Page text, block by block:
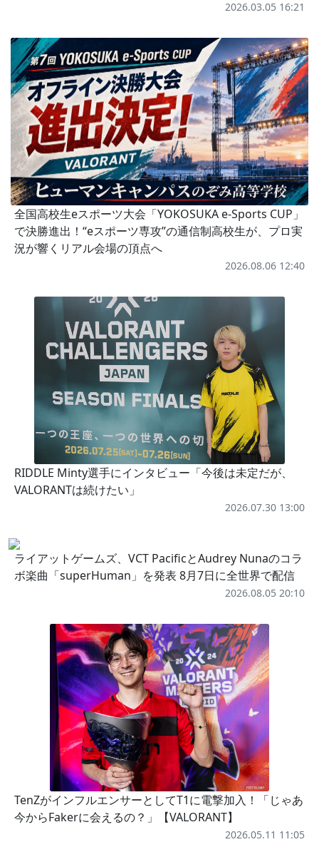
2026.03.05 16:21
全国高校生eスポーツ大会「YOKOSUKA e-Sports CUP」
で決勝進出！“eスポーツ専攻”の通信制高校生が、プロ実
況が響くリアル会場の頂点へ
2026.08.06 12:40
RIDDLE Minty選手にインタビュー「今後は未定だが、
VALORANTは続けたい」
2026.07.30 13:00
ライアットゲームズ、VCT PacificとAudrey Nunaのコラ
ボ楽曲「superHuman」を発表 8月7日に全世界で配信
2026.08.05 20:10
TenZがインフルエンサーとしてT1に電撃加入！「じゃあ
今からFakerに会えるの？」【VALORANT】
2026.05.11 11:05